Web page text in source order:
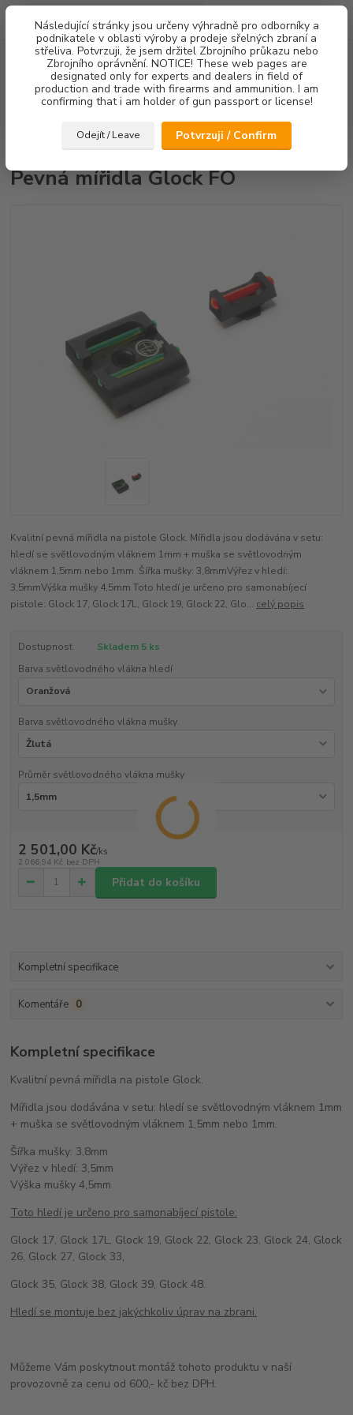
Následující stránky jsou určeny výhradně pro odborníky a
podnikatele v oblasti výroby a prodeje sřelných zbraní a
střeliva. Potvrzuji, že jsem držitel Zbrojního průkazu nebo
Zbrojního oprávnění. NOTICE! These web pages are
designated only for experts and dealers in field of
production and trade with firearms and ammunition. I am
confirming that i am holder of gun passport or license!
Odejít / Leave Potvrzuji / Confirm
Menu
Hledat
za0,00 Kč
Pevná mířidla Glock FO
Pevná mířidla Glock FO
Kvalitní pevná mířidla na pistole Glock. Mířidla jsou dodávána v setu:
hledí se světlovodným vláknem 1mm + muška se světlovodným
vláknem 1,5mm nebo 1mm. Šířka mušky: 3,8mmVýřez v hledí:
3,5mmVýška mušky 4,5mm Toto hledí je určeno pro samonabíjecí
pistole: Glock 17, Glock 17L, Glock 19, Glock 22, Glo... celý popis
Dostupnost
Skladem 5 ks
Barva světlovodného vlákna hledí
Barva světlovodného vlákna mušky
Průměr světlovodného vlákna mušky
2 501,00 Kč/ks
2 066,94 Kč bez DPH
Přidat do košíku
Kompletní specifikace
Komentáře 0
Kompletní specifikace
Kvalitní pevná mířidla na pistole Glock.
Mířidla jsou dodávána v setu: hledí se světlovodným vláknem 1mm
+ muška se světlovodným vláknem 1,5mm nebo 1mm.
Šířka mušky: 3,8mm
Výřez v hledí: 3,5mm
Výška mušky 4,5mm
Toto hledí je určeno pro samonabíjecí pistole:
Glock 17, Glock 17L, Glock 19, Glock 22, Glock 23, Glock 24, Glock
26, Glock 27, Glock 33,
Glock 35, Glock 38, Glock 39, Glock 48.
Hledí se montuje bez jakýchkoliv úprav na zbrani.
Můžeme Vám poskytnout montáž tohoto produktu v naší
provozovně za cenu od 600,- kč bez DPH.